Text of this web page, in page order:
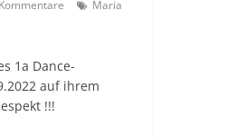
Maria
1a Dance-
auf ihrem
!!!